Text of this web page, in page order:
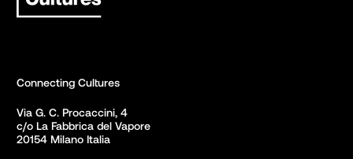
Connecting Cultures
Via G. C. Procaccini, 4
c/o La Fabbrica del Vapore
20154 Milano Italia